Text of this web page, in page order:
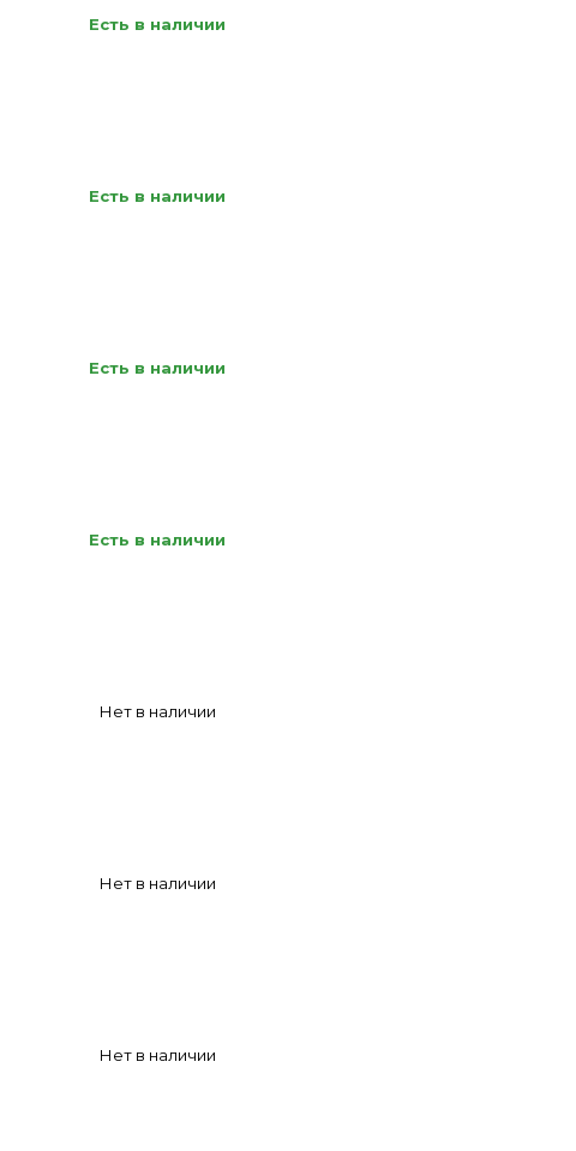
Есть в наличии
Есть в наличии
Есть в наличии
Есть в наличии
Нет в наличии
Нет в наличии
Нет в наличии